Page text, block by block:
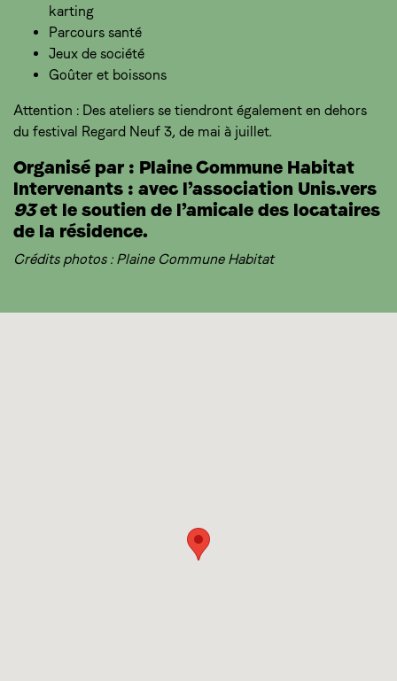
karting
Parcours santé
Jeux de société
Goûter et boissons
Attention : Des ateliers se tiendront également en dehors
du festival Regard Neuf 3, de mai à juillet.
Organisé par : Plaine Commune Habitat
Intervenants : avec l’association Unis.vers
93et le soutien de l’amicale des locataires
de la résidence.
Crédits photos : Plaine Commune Habitat